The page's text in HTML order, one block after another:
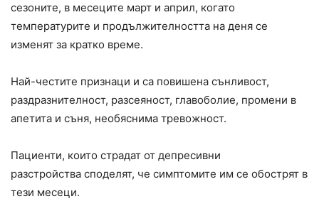
сезоните, в месеците март и април, когато
температурите и продължителността на деня се
изменят за кратко време.
Най-честите признаци и са повишена сънливост,
раздразнителност, разсеяност, главоболие, промени в
апетита и съня, необяснима тревожност.
Пациенти, които страдат от депресивни
разстройства споделят, че симптомите им се обострят в
тези месеци.